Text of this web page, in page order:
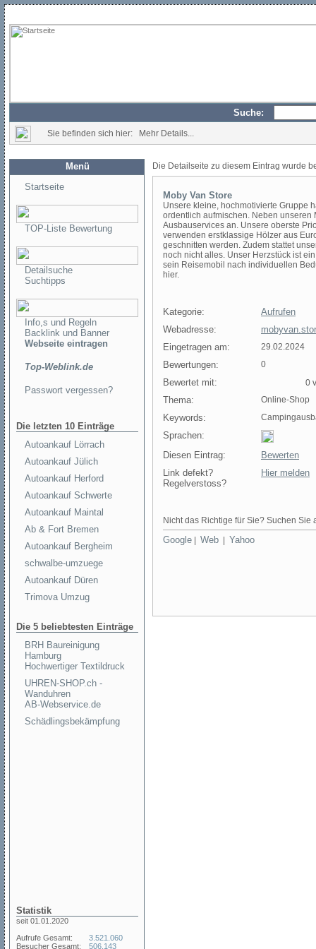
Suche:
Sie befinden sich hier: Mehr Details...
Menü
Startseite
TOP-Liste Bewertung
Detailsuche
Suchtipps
Info,s und Regeln
Backlink und Banner
Webseite eintragen
Top-Weblink.de
Passwort vergessen?
Die letzten 10 Einträge
Autoankauf Lörrach
Autoankauf Jülich
Autoankauf Herford
Autoankauf Schwerte
Autoankauf Maintal
Ab & Fort Bremen
Autoankauf Bergheim
schwalbe-umzuege
Autoankauf Düren
Trimova Umzug
Die 5 beliebtesten Einträge
BRH Baureinigung
Hamburg
Hochwertiger Textildruck
UHREN-SHOP.ch -
Wanduhren
AB-Webservice.de
Schädlingsbekämpfung
Statistik
seit 01.01.2020
Aufrufe Gesamt:
Besucher Gesamt:
3.521.060
506.143
Die Detailseite zu diesem Eintrag wurde
Moby Van Store
Unsere kleine, hochmotivierte Gruppe
ordentlich aufmischen. Neben
Ausbauservices an. Unsere oberste
verwenden erstklassige Hölzer aus
geschnitten werden. Zudem stattet
noch nicht alles. Unser Herzstück ist
sein Reisemobil nach individuellen
hier.
Kategorie:
Aufrufen
Webadresse:
Eingetragen am:
29.02.2024
Bewertungen: 0
Bewertet mit: 0
Thema: Online-Shop
Keywords:
Sprachen:
Diesen Eintrag:
Bewerten
Link defekt?
Regelverstoss?
Hier melden
Nicht das Richtige für Sie? Suchen Sie
Google Web Yahoo